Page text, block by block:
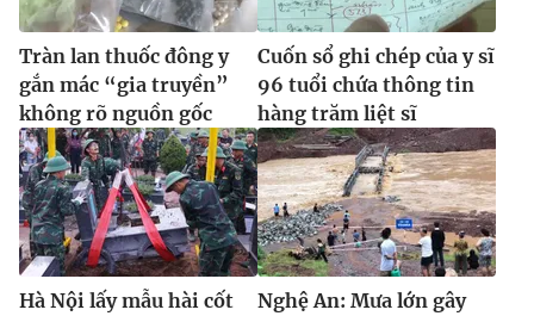
Tràn lan thuốc đông y
gắn mác “gia truyền”
không rõ nguồn gốc
Cuốn sổ ghi chép của y sĩ
96 tuổi chứa thông tin
hàng trăm liệt sĩ
Hà Nội lấy mẫu hài cốt
Nghệ An: Mưa lớn gây